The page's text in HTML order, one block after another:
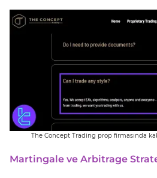
The Concept Trading prop firmasında
Martingale ve Arbitrage